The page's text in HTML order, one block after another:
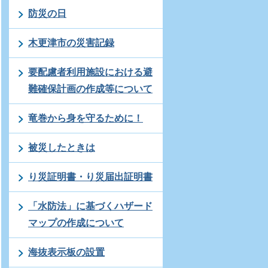
防災の日
木更津市の災害記録
要配慮者利用施設における避
難確保計画の作成等について
竜巻から身を守るために！
被災したときは
り災証明書・り災届出証明書
「水防法」に基づくハザード
マップの作成について
海抜表示板の設置